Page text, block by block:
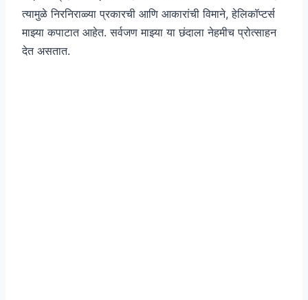
त्यामुळे निरनिराळ्या प्रकारची आणि आकारांची विमाने, हेलिकॉप्टर्स
माझ्या कपाटात आहेत. सर्वजण माझ्या या छंदाला नेहमीच प्रोत्साहन
देत असतात.